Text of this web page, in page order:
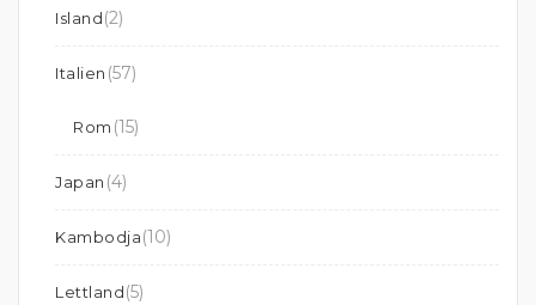
Island(2)
Italien (57)
Rom (15)
Japan (4)
Kambodja(10)
Lettland(5)